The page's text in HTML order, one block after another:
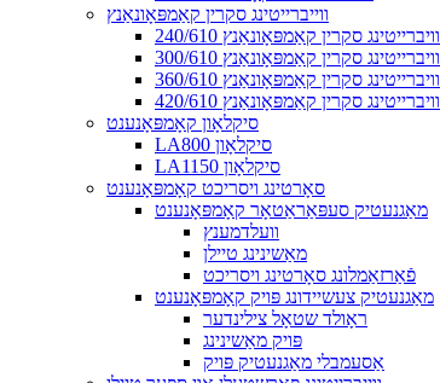
ווייברייטינג סקרין קאַמפּאָונאַנץ
240/610 וויברייטינג סקרין קאַמפּאָונאַנץ
300/610 וויברייטינג סקרין קאַמפּאָונאַנץ
360/610 וויברייטינג סקרין קאַמפּאָונאַנץ
420/610 וויברייטינג סקרין קאַמפּאָונאַנץ
סיקלאָון קאָמפּאָנענט
LA800 סיקלאָון
LA1150 סיקלאָון
סאָרטינג ויסריכט קאָמפּאָנענט
מאַגנעטיק סעפּאַראַטאָר קאָמפּאָנענט
וועלדמענץ
מאַשינינג טיילן
פֿאַרזאַמלונג סאָרטינג ויסריכט
מאַגנעטיק צעשיידונג פּויק קאָמפּאָנענט
ראָולד שטאָל צילינדער
פּויק מאַשינינג
אַסעמבלי מאַגנעטיק פּויק